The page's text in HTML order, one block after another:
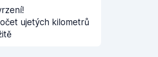
ujetých kilometrů